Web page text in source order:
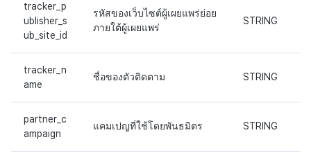
tracker_p
ublisher_s
ub_site_id
รหัสของเว็บไซต์ผู้เผยแพร่ย่อย
ภายใต้ผู้เผยแพร่
STRING
tracker_n
ame
ชื่อของตัวติดตาม STRING
partner_c
ampaign
แคมเปญที่ใช้โดยพันธมิตร STRING